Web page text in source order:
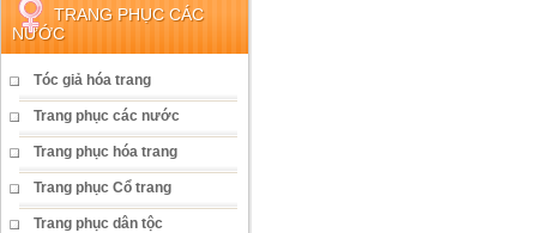
TRANG PHỤC CÁC
NƯỚC
Tóc giả hóa trang
Trang phục các nước
Trang phục hóa trang
Trang phục Cổ trang
Trang phục dân tộc